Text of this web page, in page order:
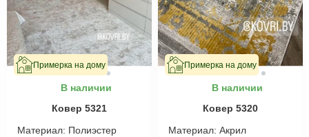
Примерка на дому
В наличии
Ковер 5321
Материал: Полиэстер
Примерка на дому
В наличии
Ковер 5320
Материал: Акрил